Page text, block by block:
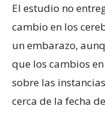
El estudio no
cambio en los
un embarazo,
que los cambios
sobre las
cerca de la fecha